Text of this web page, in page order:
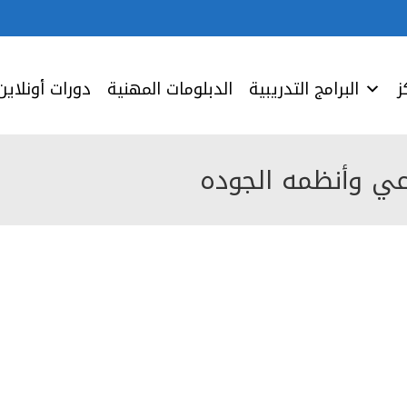
البرامج التدريبية الدبلومات المهنية دورات
وأنظمه الجوده